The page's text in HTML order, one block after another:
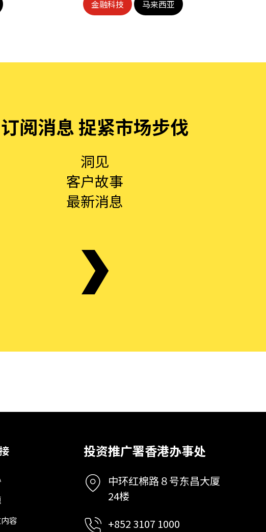
金融科技 马来西亚
订阅消息 捉紧市场步伐
洞见
客户故事
最新消息
容
投资推广署香港办事处
中环红棉路８号东昌大厦
24楼
+852 3107 1000